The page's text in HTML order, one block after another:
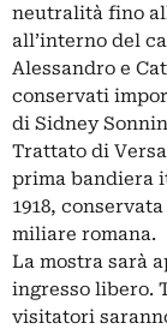
neutralità fino
all’interno del
Alessandro e
conservati
di Sidney
Trattato di
prima bandiera
1918,
miliare romana.
La mostra sarà
ingresso libero­­­.
visitatori